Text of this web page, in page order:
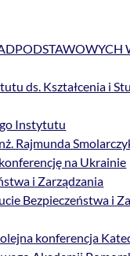
ds. Kształcenia i
Instytutu
Rajmunda
na Ukrainie
i Zarządzania
Bezpieczeństwa i
konferencja